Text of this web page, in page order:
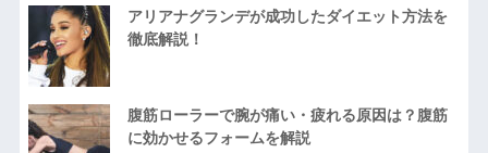
アリアナグランデが成功したダイエット方法を
徹底解説！
腹筋ローラーで腕が痛い・疲れる原因は？腹筋
に効かせるフォームを解説